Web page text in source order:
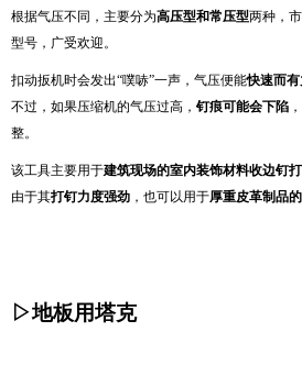
根据气压不同，主要分为高压型和常压型两种，
型号，广受欢迎。
扣动扳机时会发出“噗哧”一声，气压便能快速而
不过，如果压缩机的气压过高， 钉痕可能会下陷
整。
该工具主要用于建筑现场的室内装饰材料收边钉打
由于其打钉力度强劲 ，也可以用于厚重皮革制品
▷地板用塔克